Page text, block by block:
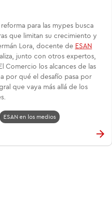
para las mypes busca
que limitan su crecimiento y
Lora, docente de ESAN
junto con otros expertos,
Comercio los alcances de las
por qué el desafío pasa por
que vaya más allá de los
ESAN en los medios